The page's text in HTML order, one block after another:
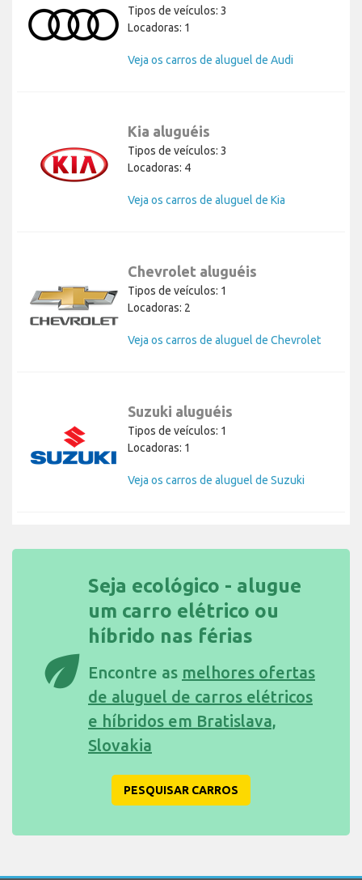
Tipos de veículos: 3
Locadoras: 1
Veja os carros de aluguel de Audi
Kia aluguéis
Tipos de veículos: 3
Locadoras: 4
Veja os carros de aluguel de Kia
Chevrolet aluguéis
Tipos de veículos: 1
Locadoras: 2
Veja os carros de aluguel de Chevrolet
Suzuki aluguéis
Tipos de veículos: 1
Locadoras: 1
Veja os carros de aluguel de Suzuki
eco
Seja ecológico - alugue
um carro elétrico ou
híbrido nas férias
Encontre as melhores ofertas
de aluguel de carros elétricos
e híbridos em Bratislava,
Slovakia
PESQUISAR CARROS